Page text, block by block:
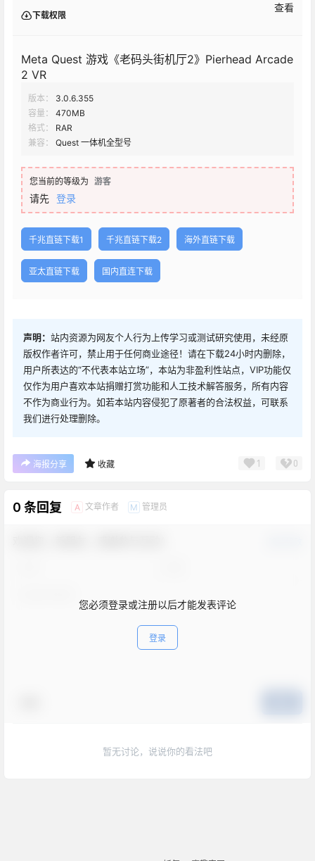
下载权限
查看
Meta Quest 游戏《老码头街机厅2》Pierhead Arcade
2 VR
版本：
3.0.6.355
容量：
470MB
格式：
RAR
兼容：
Quest 一体机全型号
您当前的等级为 游客
请先 登录
千兆直链下载1 千兆直链下载2 海外直链下载
亚太直链下载 国内直连下载
声明： 站内资源为网友个人行为上传学习或测试研究使用，未经原
版权作者许可，禁止用于任何商业途径！请在下载24小时内删除，
用户所表达的“不代表本站立场”，本站为非盈利性站点，VIP功能仅
仅作为用户喜欢本站捐赠打赏功能和人工技术解答服务，所有内容
不作为商业行为。如若本站内容侵犯了原著者的合法权益，可联系
我们进行处理删除。
海报分享 收藏 1 0
0 条回复 A 文章作者 M 管理员
您必须登录或注册以后才能发表评论
登录
暂无讨论，说说你的看法吧